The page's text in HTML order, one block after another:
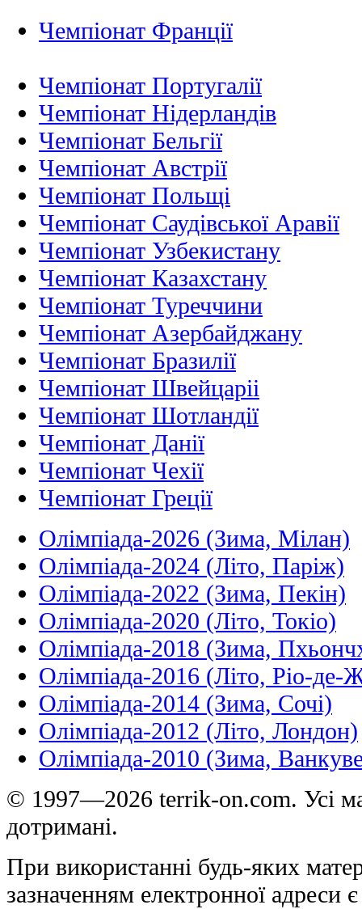
Чемпіонат Франції
Чемпіонат Португалії
Чемпіонат Нідерландiв
Чемпіонат Бельгії
Чемпіонат Австрії
Чемпіонат Польщі
Чемпіонат Саудівської Аравії
Чемпіонат Узбекистану
Чемпіонат Казахстану
Чемпіонат Туреччини
Чемпіонат Азербайджану
Чемпіонат Бразилії
Чемпіонат Швейцаріі
Чемпіонат Шотландії
Чемпіонат Данії
Чемпіонат Чехії
Чемпіонат Греції
Олімпіада-2026 (Зима, Мілан)
Олімпіада-2024 (Літо, Паріж)
Олімпіада-2022 (Зима, Пекін)
Олімпіада-2020 (Літо, Токіо)
Олімпіада-2018 (Зима,
Олімпіада-2016 (Літо, Ріо-де-
Олімпіада-2014 (Зима, Сочі)
Олімпіада-2012 (Літо, Лондон)
Олімпіада-2010 (Зима,
© 1997—2026 terrik-on.com. Усі
дотримані.
При використанні будь-яких
зазначенням електронної адреси